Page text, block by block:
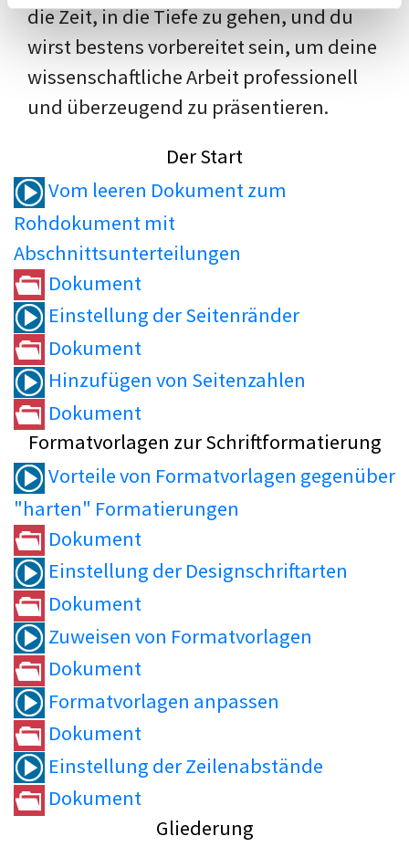
die Zeit, in die Tiefe zu gehen, und du
wirst bestens vorbereitet sein, um deine
wissenschaftliche Arbeit professionell
und überzeugend zu präsentieren.
Der Start
Vom leeren Dokument zum
Rohdokument mit
Abschnittsunterteilungen
Dokument
Einstellung der Seitenränder
Dokument
Hinzufügen von Seitenzahlen
Dokument
Formatvorlagen zur Schriftformatierung
Vorteile von Formatvorlagen gegenüber
"harten" Formatierungen
Dokument
Einstellung der Designschriftarten
Dokument
Zuweisen von Formatvorlagen
Dokument
Formatvorlagen anpassen
Dokument
Einstellung der Zeilenabstände
Dokument
Gliederung